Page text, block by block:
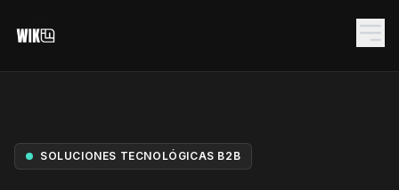
SOLUCIONES TECNOLÓGICAS B2B